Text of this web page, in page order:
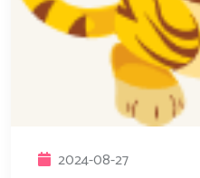
2024-08-27